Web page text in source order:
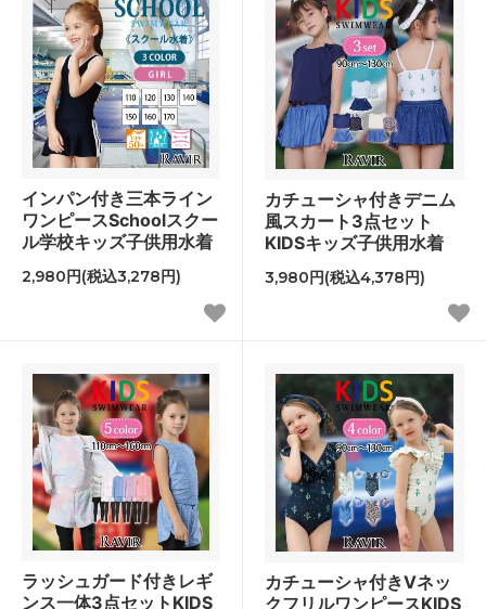
インパン付き三本ライン
ワンピースSchoolスクー
ル学校キッズ子供用水着
2,980円(税込3,278円)
カチューシャ付きデニム
風スカート3点セット
KIDSキッズ子供用水着
3,980円(税込4,378円)
ラッシュガード付きレギ
ンス一体3点セットKIDS
カチューシャ付きVネッ
クフリルワンピースKIDS